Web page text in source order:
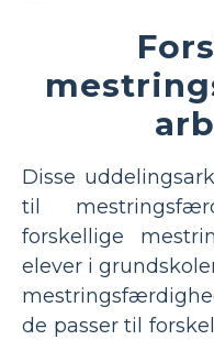
Disse
til
forskellige
elever i
de passer til